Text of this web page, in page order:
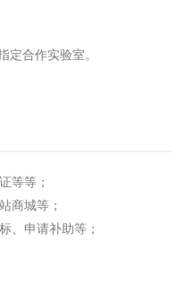
定合作实验室。
等等；
商城等；
、申请补助等；